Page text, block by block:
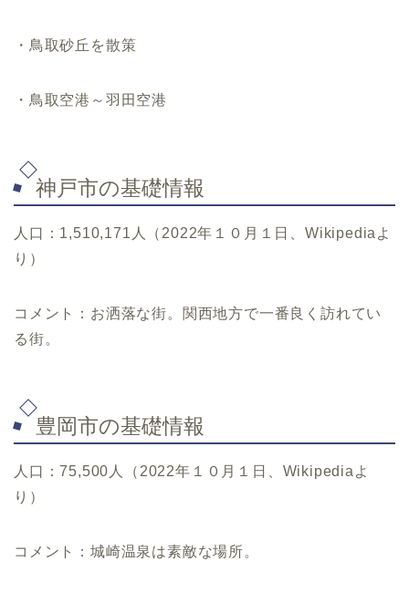
・鳥取砂丘を散策
・鳥取空港～羽田空港
神戸市の基礎情報
人口：1,510,171人（2022年１０月１日、Wikipediaよ
り）
コメント：お洒落な街。関西地方で一番良く訪れてい
る街。
豊岡市の基礎情報
人口：75,500人（2022年１０月１日、Wikipediaよ
り）
コメント：城崎温泉は素敵な場所。